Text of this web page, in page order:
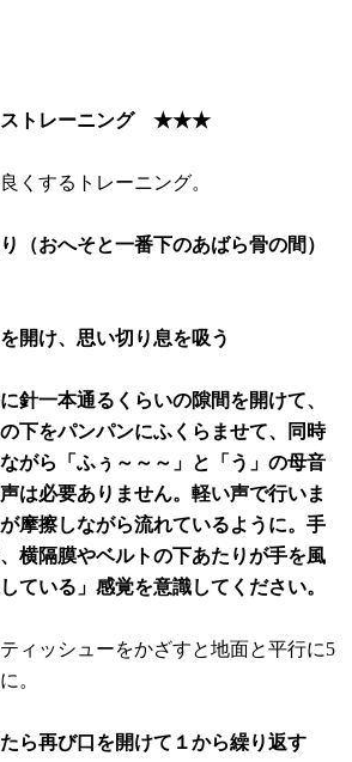
トレーニング ★★★
くするトレーニング。
（おへそと一番下のあばら骨の間）
開け、思い切り息を吸う
針一本通るくらいの隙間を開けて、
下をパンパンにふくらませて、同時
がら「ふぅ～～～」と「う」の母音
は必要ありません。軽い声で行いま
摩擦しながら流れているように。手
横隔膜やベルトの下あたりが手を風
ている」感覚を意識してください。
ィッシューをかざすと地面と平行に5
。
ら再び口を開けて１から繰り返す